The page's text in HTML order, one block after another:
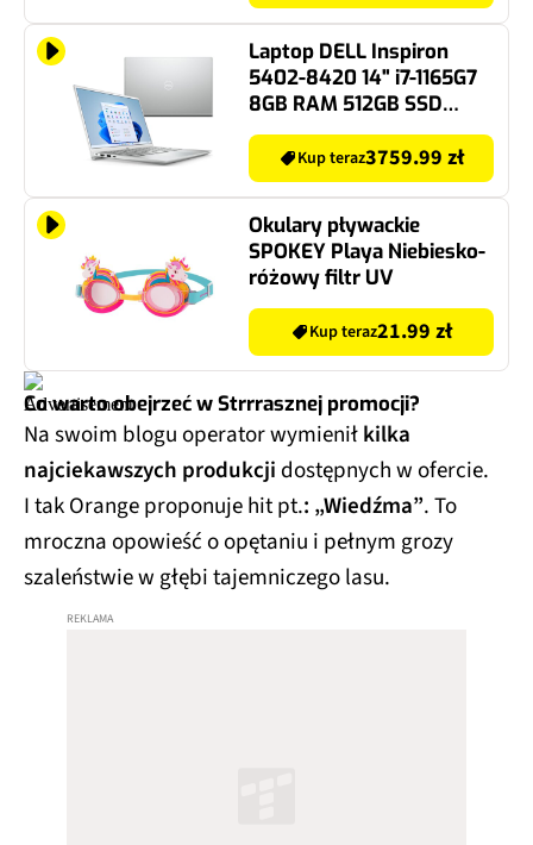
Laptop DELL Inspiron
5402-8420 14" i7-1165G7
8GB RAM 512GB SSD
Windows 11 Home
Kup teraz3759.99 zł
Okulary pływackie
SPOKEY Playa Niebiesko-
różowy filtr UV
Kup teraz21.99 zł
Co warto obejrzeć w Strrrasznej promocji?
Na swoim blogu operator wymieniłkilka
najciekawszych produkcji dostępnych w ofercie.
I tak Orange proponuje hit pt.: „Wiedźma”. To
mroczna opowieść o opętaniu i pełnym grozy
szaleństwie w głębi tajemniczego lasu.